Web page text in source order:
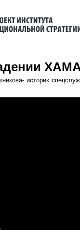
историк